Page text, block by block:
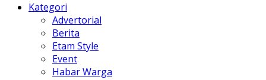
Kategori
Advertorial
Berita
Etam Style
Event
Habar Warga